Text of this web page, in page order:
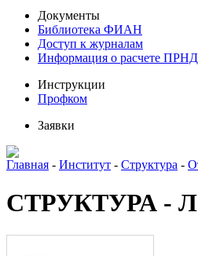
Документы
Библиотека ФИАН
Доступ к журналам
Информация о расчете ПРНД
Инструкции
Профком
Заявки
Главная - Институт - Структура -
СТРУКТУРА -